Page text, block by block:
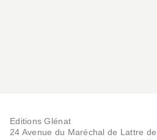
Editions Glénat
24 Avenue du Maréchal de Lattre